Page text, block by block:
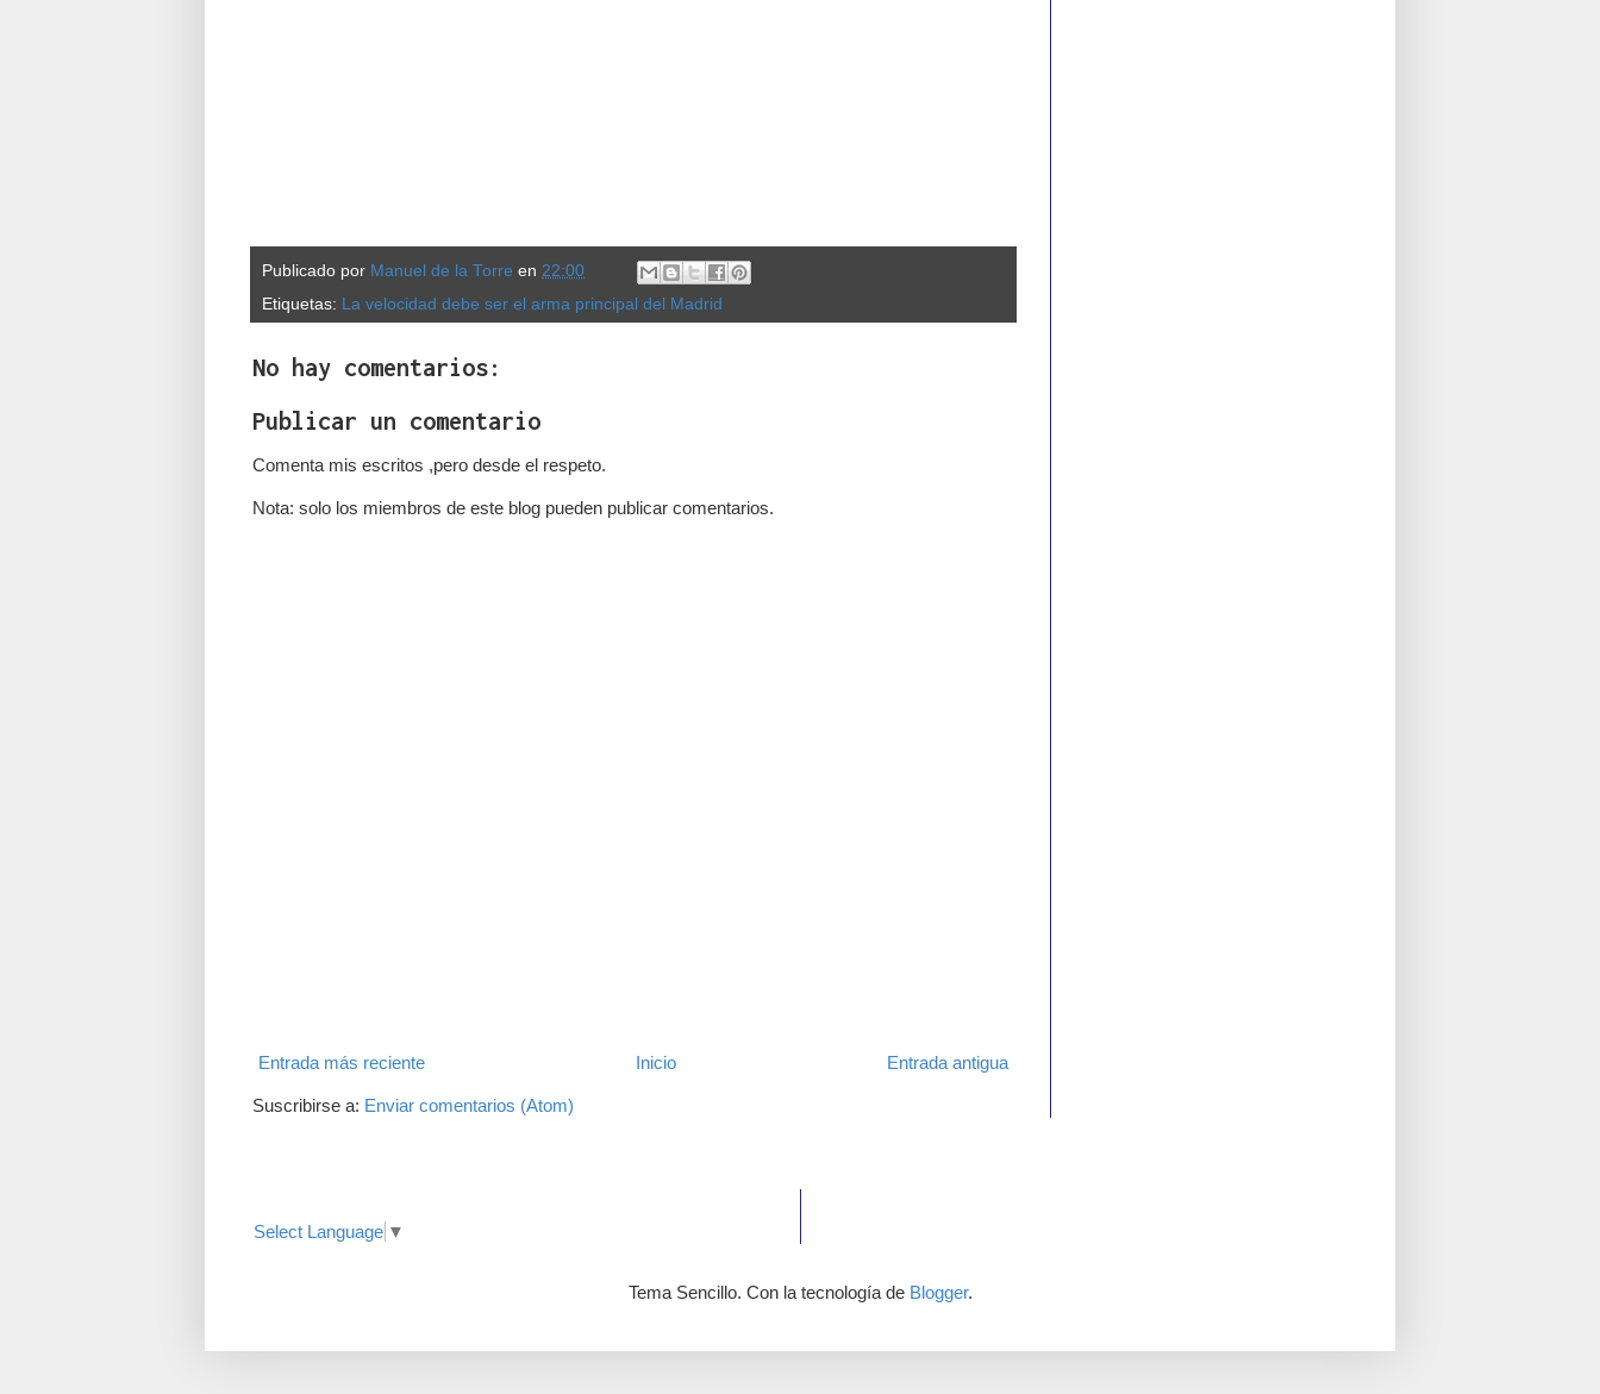
Publicado por Manuel de la Torre en 22:00
Etiquetas: La velocidad debe ser el arma principal del Madrid
No hay comentarios:
Publicar un comentario
Comenta mis escritos ,pero desde el respeto.
Nota: solo los miembros de este blog pueden publicar comentarios.
Entrada más reciente Entrada antigua
Inicio
Suscribirse a: Enviar comentarios (Atom)
Select Language ▼
Tema Sencillo. Con la tecnología de Blogger.